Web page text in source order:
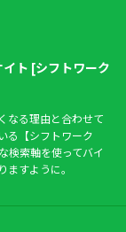
ト [シフトワーク
なる理由と合わせて
る【シフトワーク
検索軸を使ってバイ
すように。